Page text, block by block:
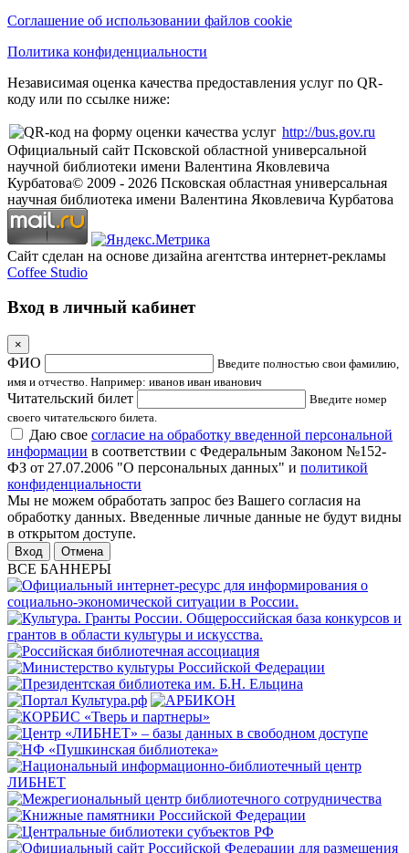
Соглашение об использовании файлов cookie
Политика конфиденциальности
Независимая оценка качества предоставления услуг по QR-
коду или по ссылке ниже:
http://bus.gov.ru
Официальный сайт Псковской областной универсальной
научной библиотеки имени Валентина Яковлевича
Курбатова© 2009 - 2026 Псковская областная универсальная
научная библиотека имени Валентина Яковлевича Курбатова
Сайт сделан на основе дизайна агентства интернет-рекламы
Coffee Studio
Вход в личный кабинет
×
ФИО
Введите полностью свои фамилию,
имя и отчество. Например: иванов иван иванович
Читательский билет
Введите номер
своего читательского билета.
Даю свое согласие на обработку введенной персональной
информации в соответствии с Федеральным Законом №152-
ФЗ от 27.07.2006 "О персональных данных" и политикой
конфиденциальности
Мы не можем обработать запрос без Вашего согласия на
обработку данных. Введенные личные данные не будут видны
в открытом доступе.
Отмена
ВСЕ БАННЕРЫ